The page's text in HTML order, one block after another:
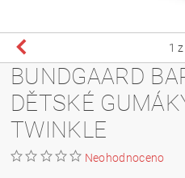
1
BUNDGAARD
DĚTSKÉ
TWINKLE
Neohodnoceno